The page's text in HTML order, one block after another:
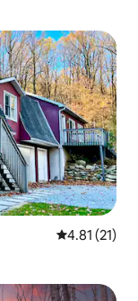
平均评分
4.81 (21)